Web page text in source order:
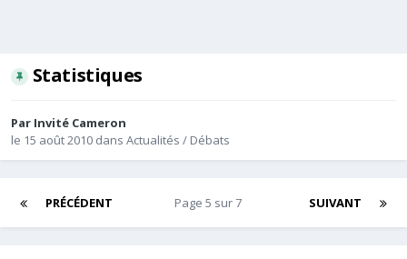
Statistiques
Par Invité Cameron
le 15 août 2010 dans Actualités / Débats
PRÉCÉDENT SUIVANT
Page 5 sur 7